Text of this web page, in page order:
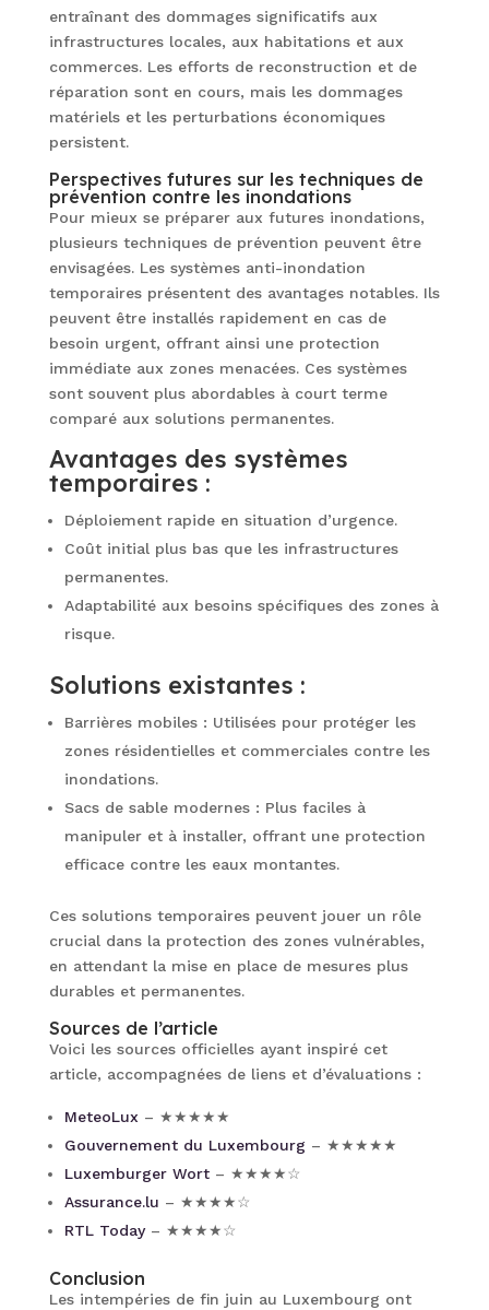
entraînant des dommages significatifs aux
infrastructures locales, aux habitations et aux
commerces. Les efforts de reconstruction et de
réparation sont en cours, mais les dommages
matériels et les perturbations économiques
persistent.
Perspectives futures sur les techniques de
prévention contre les inondations
Pour mieux se préparer aux futures inondations,
plusieurs techniques de prévention peuvent être
envisagées. Les systèmes anti-inondation
temporaires présentent des avantages notables. Ils
peuvent être installés rapidement en cas de
besoin urgent, offrant ainsi une protection
immédiate aux zones menacées. Ces systèmes
sont souvent plus abordables à court terme
comparé aux solutions permanentes.
Avantages des systèmes
temporaires :
Déploiement rapide en situation d’urgence.
Coût initial plus bas que les infrastructures
permanentes.
Adaptabilité aux besoins spécifiques des zones à
risque.
Solutions existantes :
Barrières mobiles : Utilisées pour protéger les
zones résidentielles et commerciales contre les
inondations.
Sacs de sable modernes : Plus faciles à
manipuler et à installer, offrant une protection
efficace contre les eaux montantes.
Ces solutions temporaires peuvent jouer un rôle
crucial dans la protection des zones vulnérables,
en attendant la mise en place de mesures plus
durables et permanentes.
Sources de l’article
Voici les sources officielles ayant inspiré cet
article, accompagnées de liens et d’évaluations :
MeteoLux – ★★★★★
Gouvernement du Luxembourg– ★★★★★
Luxemburger Wort– ★★★★☆
Assurance.lu – ★★★★☆
RTL Today– ★★★★☆
Conclusion
Les intempéries de fin juin au Luxembourg ont